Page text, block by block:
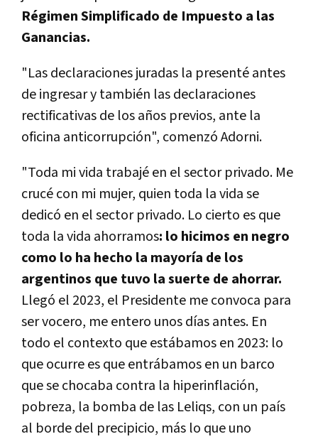
Régimen Simplificado de Impuesto a las
Ganancias.
"Las declaraciones juradas la presenté antes
de ingresar y también las declaraciones
rectificativas de los años previos, ante la
oficina anticorrupción", comenzó Adorni.
"Toda mi vida trabajé en el sector privado. Me
crucé con mi mujer, quien toda la vida se
dedicó en el sector privado. Lo cierto es que
toda la vida ahorramos: lo hicimos en negro
como lo ha hecho la mayoría de los
argentinos que tuvo la suerte de ahorrar.
Llegó el 2023, el Presidente me convoca para
ser vocero, me entero unos días antes. En
todo el contexto que estábamos en 2023: lo
que ocurre es que entrábamos en un barco
que se chocaba contra la hiperinflación,
pobreza, la bomba de las Leliqs, con un país
al borde del precipicio, más lo que uno